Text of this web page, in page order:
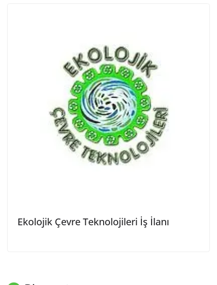
Ekolojik Çevre Teknolojileri İş İlanı